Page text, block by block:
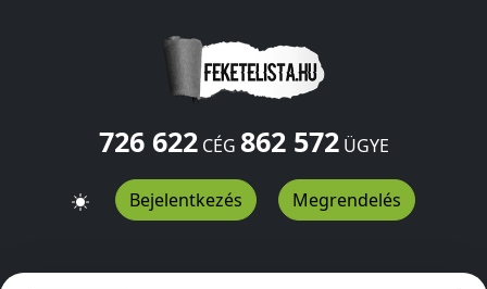
726 622CÉG 862 572ÜGYE
Bejelentkezés Megrendelés